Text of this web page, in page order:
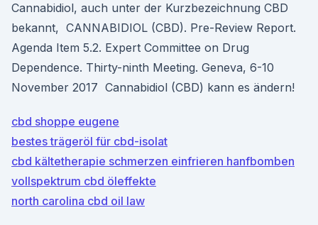
Cannabidiol, auch unter der Kurzbezeichnung CBD
bekannt, CANNABIDIOL (CBD). Pre-Review Report.
Agenda Item 5.2. Expert Committee on Drug
Dependence. Thirty-ninth Meeting. Geneva, 6-10
November 2017 Cannabidiol (CBD) kann es ändern!
cbd shoppe eugene
bestes trägeröl für cbd-isolat
cbd kältetherapie schmerzen einfrieren hanfbomben
vollspektrum cbd öleffekte
north carolina cbd oil law